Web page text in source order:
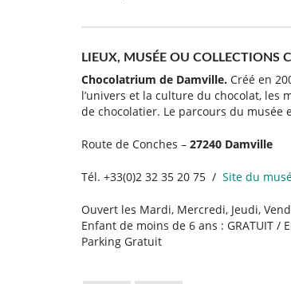
LIEUX, MUSÉE OU COLLECTIONS
Chocolatrium de Damville. Créé en
l’univers et la culture du chocolat, les
de chocolatier. Le parcours du musée
Route de Conches – 27240 Damville
Tél. +33(0)2 32 35 20 75 / Site du
Ouvert les Mardi, Mercredi, Jeudi,
Enfant de moins de 6 ans : GRATUIT
Parking Gratuit